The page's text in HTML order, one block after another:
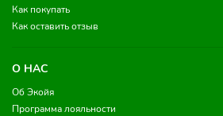
Как покупать
Как оставить отзыв
О НАС
Об Экойя
Программа лояльности